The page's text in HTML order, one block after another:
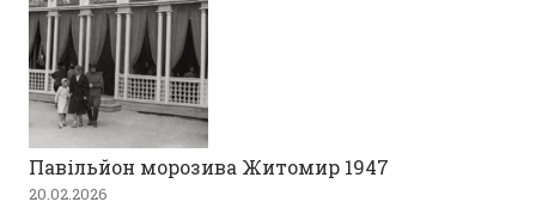
Павільйон морозива Житомир 1947
20.02.2026